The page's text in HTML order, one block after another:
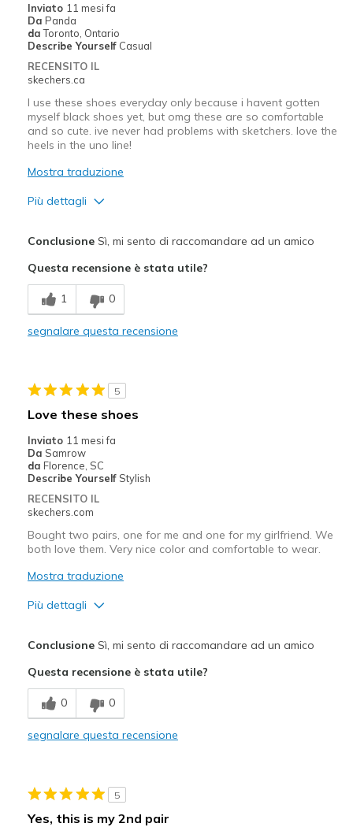
Width
Sizing
Feels true to size
View On Shoes
Inviato 11 mesi fa
Da Panda
da Toronto, Ontario
Describe Yourself Casual
RECENSITO IL
skechers.ca
I use these shoes everyday only because i havent gotten
myself black shoes yet, but omg these are so comfortable
and so cute. ive never had problems with sketchers. love the
heels in the uno line!
Mostra traduzione
Più dettagli
Comfortable
Stylish
View On Shoes
ConclusioneSì, mi sento di raccomandare ad un amico
Questa recensione è stata utile?
1 0
segnalare questa recensione
5
Love these shoes
Inviato 11 mesi fa
Da Samrow
da Florence, SC
Describe Yourself Stylish
RECENSITO IL
skechers.com
Bought two pairs, one for me and one for my girlfriend. We
both love them. Very nice color and comfortable to wear.
Mostra traduzione
Più dettagli
Breathe Well
Comfortable
Special Occasions
ConclusioneSì, mi sento di raccomandare ad un amico
Questa recensione è stata utile?
0 0
segnalare questa recensione
5
Yes, this is my 2nd pair